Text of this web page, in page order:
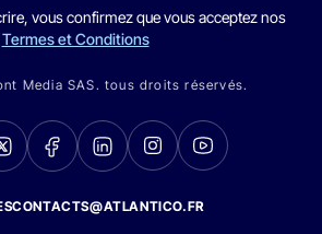
vous confirmez que vous acceptez nos
Termes et Conditions
Media SAS. tous droits réservés.